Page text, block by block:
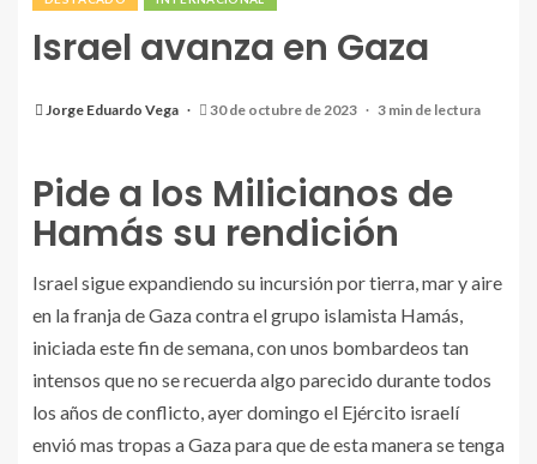
Israel avanza en Gaza
Jorge Eduardo Vega 30 de octubre de 2023 3 min de lectura
Pide a los Milicianos de
Hamás su rendición
Israel sigue expandiendo su incursión por tierra, mar y aire
en la franja de Gaza contra el grupo islamista Hamás,
iniciada este fin de semana, con unos bombardeos tan
intensos que no se recuerda algo parecido durante todos
los años de conflicto, ayer domingo el Ejército israelí
envió mas tropas a Gaza para que de esta manera se tenga